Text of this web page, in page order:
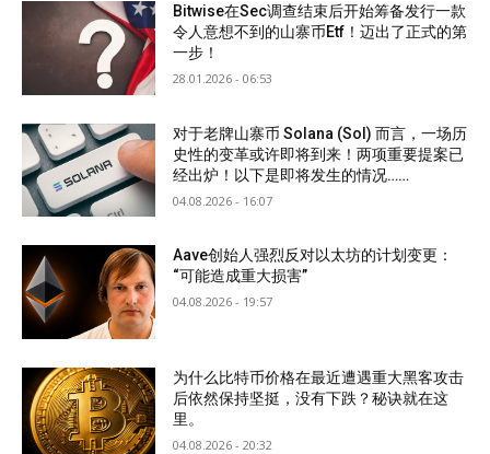
Bitwise在Sec调查结束后开始筹备发行一款
令人意想不到的山寨币Etf！迈出了正式的第
一步！
28.01.2026 - 06:53
对于老牌山寨币 Solana (Sol) 而言，一场历
史性的变革或许即将到来！两项重要提案已
经出炉！以下是即将发生的情况……
04.08.2026 - 16:07
Aave创始人强烈反对以太坊的计划变更：
“可能造成重大损害”
04.08.2026 - 19:57
为什么比特币价格在最近遭遇重大黑客攻击
后依然保持坚挺，没有下跌？秘诀就在这
里。
04.08.2026 - 20:32